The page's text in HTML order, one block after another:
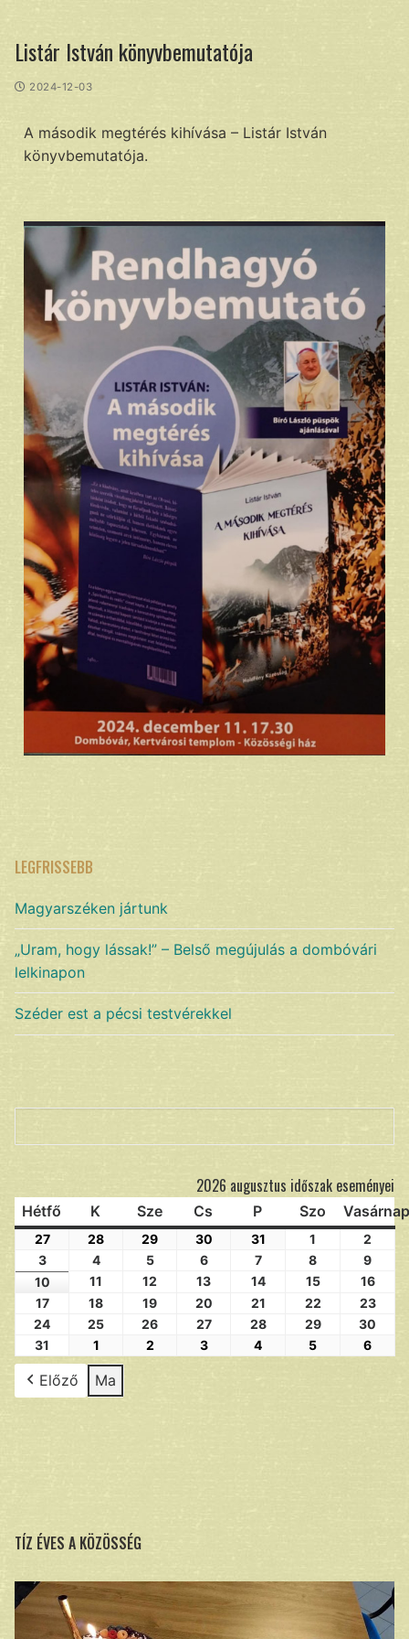
Listár István könyvbemutatója
2024-12-03
A második megtérés kihívása – Listár István
könyvbemutatója.
LEGFRISSEBB
Magyarszéken jártunk
„Uram, hogy lássak!” – Belső megújulás a dombóvári
lelkinapon
Széder est a pécsi testvérekkel
2026 augusztus időszak eseményei
Hétfő K Sze Cs P Szo Vasárnap
27 28 29 30 31 1
2
3
4 5 6 7 8
9
10
11 12 13 14 15
16
17
18 19 20 21 22
23
24
25 26 27 28 29
30
31
1 2 3 4 5 6
Előző Ma
TÍZ ÉVES A KÖZÖSSÉG